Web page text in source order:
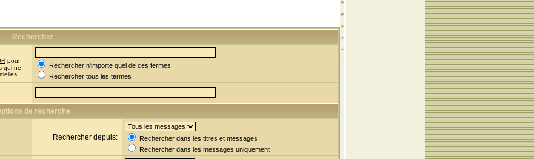
Rechercher
pour
qui ne
Rechercher n'importe quel de ces termes
Rechercher tous les termes
de recherche
Rechercher depuis:
Rechercher dans les titres et messages
Rechercher dans les messages uniquement